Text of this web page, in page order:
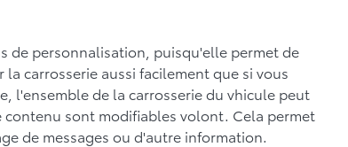
de personnalisation, puisqu'elle permet de
carrosserie aussi facilement que si vous
l'ensemble de la carrosserie du vhicule peut
sont modifiables volont. Cela permet
de messages ou d'autre information.